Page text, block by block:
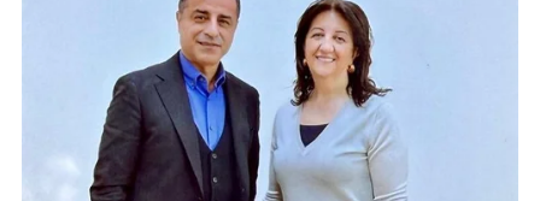
Kemer Belediyesi, Kemer Tanıtım Vakfı, Kemer
Otelciler Birliği, Kemer İş İnsanları Derneği, Kemer
Turizm Komitesi destekleri, Yaşam Hastaneleri, Aslı
Bisiklet, SRAM, Mucoff Türkiye sponsorluğunda
gerçekleştirilecek.